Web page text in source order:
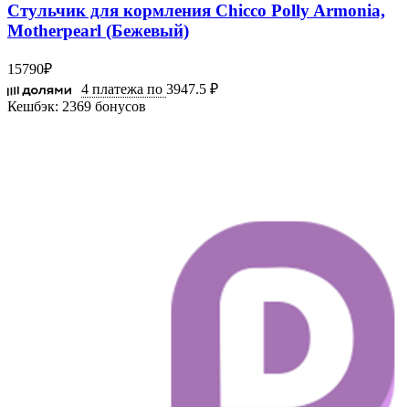
Стульчик для кормления Chicco Polly Armonia,
Motherpearl (Бежевый)
15790₽
4 платежа по 3947.5 ₽
Кешбэк: 2369 бонусов